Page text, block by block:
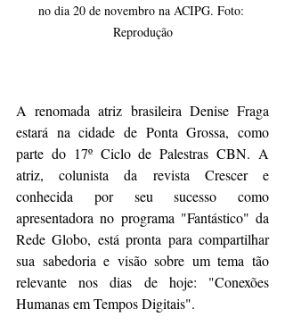
no dia 20 de novembro na ACIPG. Foto:
Reprodução
A renomada atriz brasileira Denise Fraga
estará na cidade de Ponta Grossa, como
parte do 17º Ciclo de Palestras CBN. A
atriz, colunista da revista Crescer e
conhecida por seu sucesso como
apresentadora no programa "Fantástico" da
Rede Globo, está pronta para compartilhar
sua sabedoria e visão sobre um tema tão
relevante nos dias de hoje: "Conexões
Humanas em Tempos Digitais".